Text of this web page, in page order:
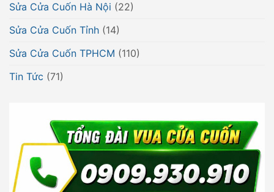
Sửa Cửa Cuốn Hà Nội (22)
Sửa Cửa Cuốn Tỉnh (14)
Sửa Cửa Cuốn TPHCM (110)
Tin Tức (71)